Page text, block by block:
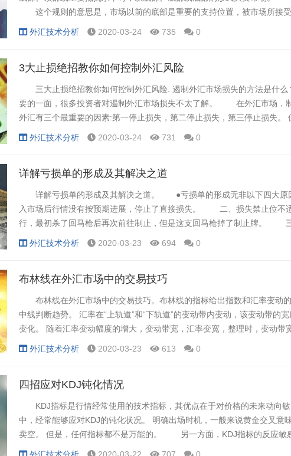
这个规则的意思是，市场以前的底部是重要的支持位置，被市场所接
的情况下，阴力成为支持，市价下降到其顶层水平，或稍微低于其水平的
外汇技术分析 2020-03-24 735 0
3大止损绝招教你如何控制外汇风险
三大止损绝招教你如何控制外汇风险. 遏制外汇市场损失的方法是什么
要的一面，很多投资者对遏制外汇市场损失不太了解。 在外汇市场，
外汇有三个最重要的因素:第一停止损失，第二停止损失，第三停止损失。
者经常因为没有停止损失而科学地设立，所以会招致很大的损失。 实际上
外汇技术分析 2020-03-24 731 0
详解亏损单的形成及其解决之道
详解亏损单的形成及其解决之道。 ●亏损单的形成无非以下四大
入市场后行情没有按预期进展，停止了直接损失。 二、损失禁止位不
行，最初杀了回马枪后再次前往制止，但是这支回马枪掉了制止牌。
市场是反市还是顺势疗法短期突入紧急关头时，行情的反击空间大，止损
外汇技术分析 2020-03-23 694 0
布林线在外汇市场中的交易技巧
布林线在外汇市场中的交易技巧。布林线的指标给出指数和汇率变动
中线判断趋势。 汇率在“上轨道”和“下轨道”的变动带内变动，该变动带的
变化。 随着汇率变动幅度的增大，变动带宽，汇率变宽，整理时，变动带
布林线给出的波动带区间根据汇率价格的变化不断调整。 应用该指标时
外汇技术分析 2020-03-23 613 0
四招应对KDJ钝化情况
KDJ指标是行情经常使用的技术指标，其优点在于对价格的未来动向敏
中，经常能够应对KDJ的钝化状况。 明确出场时机，一般来说黄金交叉意
卖空。 但是，任何指标都不是万能的。 另一方面，KDJ指标的反应敏
有投资者进货过早而被监禁的可能性，死亡交叉的信号有投资者出货过早